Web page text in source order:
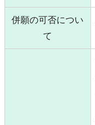
併願の可否につい
て